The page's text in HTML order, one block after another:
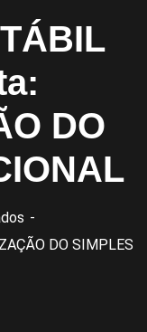
DO
DO SIMPLES